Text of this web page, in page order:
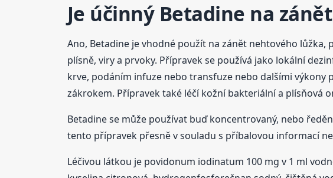
Je účinný Betadine na
Ano, Betadine je vhodné použít na zánět nehtového
plísně, viry a prvoky. Přípravek se používá jako lokální
krve, podáním infuze nebo transfuze nebo dalšími
zákrokem. Přípravek také léčí kožní bakteriální a plísňová
Betadine se může používat buď koncentrovaný, nebo
tento přípravek přesně v souladu s příbalovou informací
Léčivou látkou je povidonum iodinatum 100 mg v 1 ml